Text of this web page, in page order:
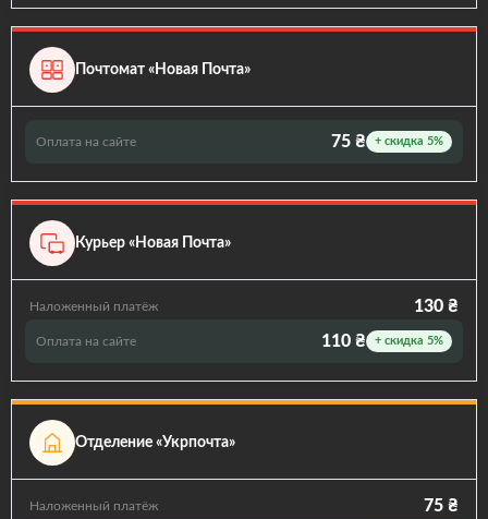
Почтомат «Новая Почта»
Оплата на сайте 75 ₴ + скидка 5%
Курьер «Новая Почта»
Наложенный платёж 130 ₴
Оплата на сайте 110 ₴ + скидка 5%
Отделение «Укрпочта»
Наложенный платёж 75 ₴